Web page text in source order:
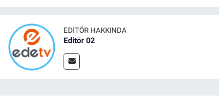
EDITÖR HAKKINDA
Editör 02